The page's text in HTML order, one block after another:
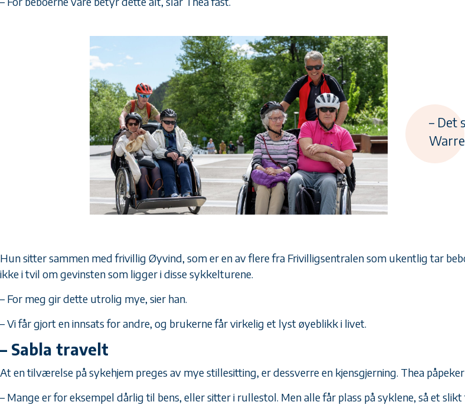
– Det
Hun sitter sammen med frivillig Øyvind, som er en av flere fra Frivilligsentralen som ukentlig tar
ikke i tvil om gevinsten som ligger i disse sykkelturene.
– For meg gir dette utrolig mye, sier han.
– Vi får gjort en innsats for andre, og brukerne får virkelig et lyst øyeblikk i livet.
– Sabla travelt
At en tilværelse på sykehjem preges av mye stillesitting, er dessverre en kjensgjerning. Thea
– Mange er for eksempel dårlig til bens, eller sitter i rullestol. Men alle får plass på syklene, så et